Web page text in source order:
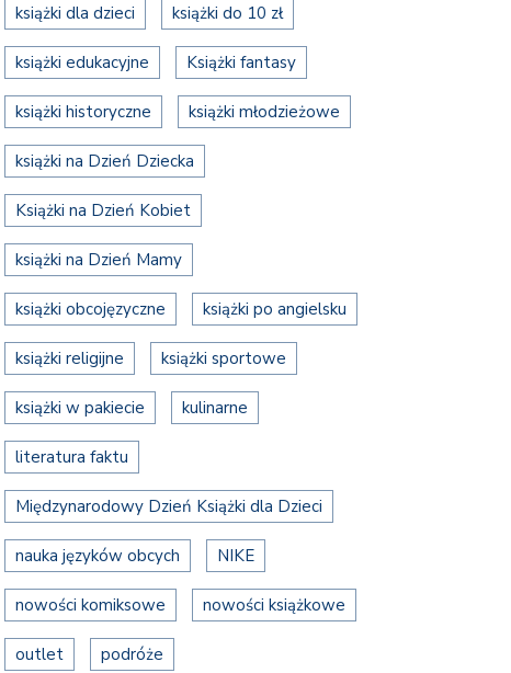
książki dla dzieci książki do 10 zł
książki edukacyjne Książki fantasy
książki historyczne książki młodzieżowe
książki na Dzień Dziecka
Książki na Dzień Kobiet
książki na Dzień Mamy
książki obcojęzyczne książki po angielsku
książki religijne książki sportowe
książki w pakiecie kulinarne
literatura faktu
Międzynarodowy Dzień Książki dla Dzieci
nauka języków obcych NIKE
nowości komiksowe nowości książkowe
outlet podróże